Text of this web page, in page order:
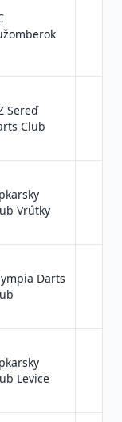
Sereď
Club
Vrútky
Darts
Levice